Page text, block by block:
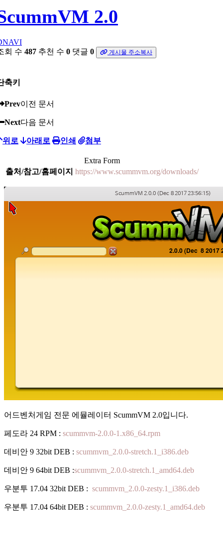
2.0
회 수 487 추천 수 0 댓글 0 게시물 주소복사
축키
Prev이전 문서
Next다음 문서
위로 아래로 인쇄 첨부
Extra Form
출처/참고/홈페이지 https://www.scummvm.org/downloads/
어드벤처게임 전문 에뮬레이터 ScummVM 2.0입니다.
페도라 24 RPM : scummvm-2.0.0-1.x86_64.rpm
데비안 9 32bit DEB : scummvm_2.0.0-stretch.1_i386.deb
데비안 9 64bit DEB :scummvm_2.0.0-stretch.1_amd64.deb
우분투 17.04 32bit DEB : scummvm_2.0.0-zesty.1_i386.deb
우분투 17.04 64bit DEB : scummvm_2.0.0-zesty.1_amd64.deb